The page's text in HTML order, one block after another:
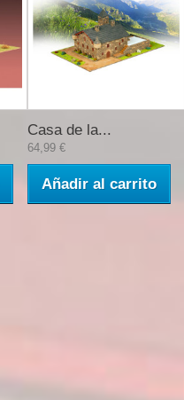
Casa de la...
64,99 €
Añadir al carrito